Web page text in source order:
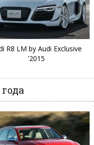
R8 LM by Audi Exclusive
'2015